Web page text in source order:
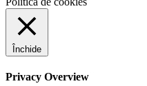
Închide
Privacy Overview